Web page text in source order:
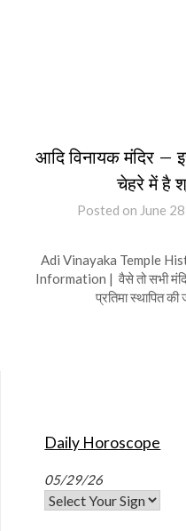
आदि विनायक मंदिर –
चेहरे में है
Posted on June
Adi Vinayaka Temple
Information | वैसे तो सभी
प्रतिमा स्थापित की
Daily Horoscope
05/29/26